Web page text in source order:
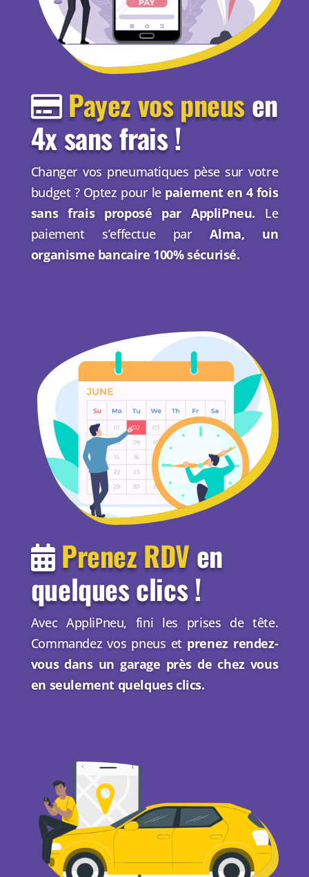
Payez vos pneusen
4x sans frais !
Changer vos pneumatiques pèse sur votre
budget ? Optez pour le paiement en 4 fois
sans frais proposé par AppliPneu. Le
paiement s’effectue parAlma, un
organisme bancaire 100% sécurisé.
Prenez RDV en
quelques clics !
Avec AppliPneu, fini les prises de tête.
Commandez vos pneus et prenez rendez-
vous dans un garage près de chez vous
en seulement quelques clics.